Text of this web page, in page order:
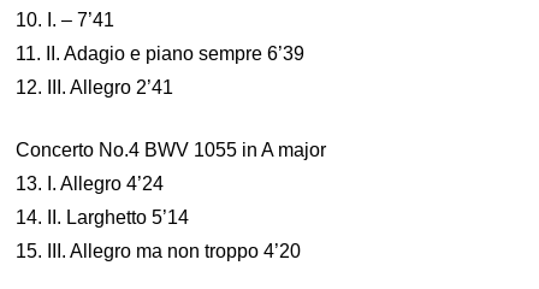
10. I. – 7’41
11. II. Adagio e piano sempre 6’39
12. III. Allegro 2’41
Concerto No.4 BWV 1055 in A major
13. I. Allegro 4’24
14. II. Larghetto 5’14
15. III. Allegro ma non troppo 4’20